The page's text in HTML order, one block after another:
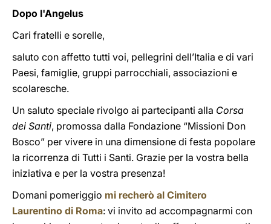
Dopo l'Angelus
Cari fratelli e sorelle,
saluto con affetto tutti voi, pellegrini dell’Italia e di vari
Paesi, famiglie, gruppi parrocchiali, associazioni e
scolaresche.
Un saluto speciale rivolgo ai partecipanti alla Corsa
dei Santi, promossa dalla Fondazione “Missioni Don
Bosco” per vivere in una dimensione di festa popolare
la ricorrenza di Tutti i Santi. Grazie per la vostra bella
iniziativa e per la vostra presenza!
Domani pomeriggio mi recherò al Cimitero
Laurentino di Roma: vi invito ad accompagnarmi con